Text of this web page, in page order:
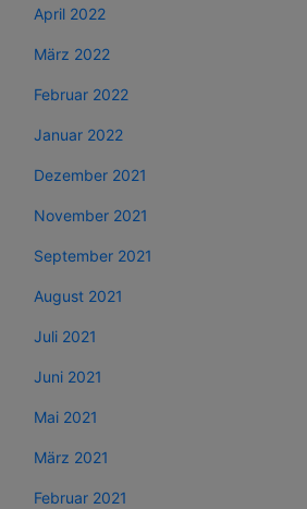
April 2022
März 2022
Februar 2022
Januar 2022
Dezember 2021
November 2021
September 2021
August 2021
Juli 2021
Juni 2021
Mai 2021
März 2021
Februar 2021